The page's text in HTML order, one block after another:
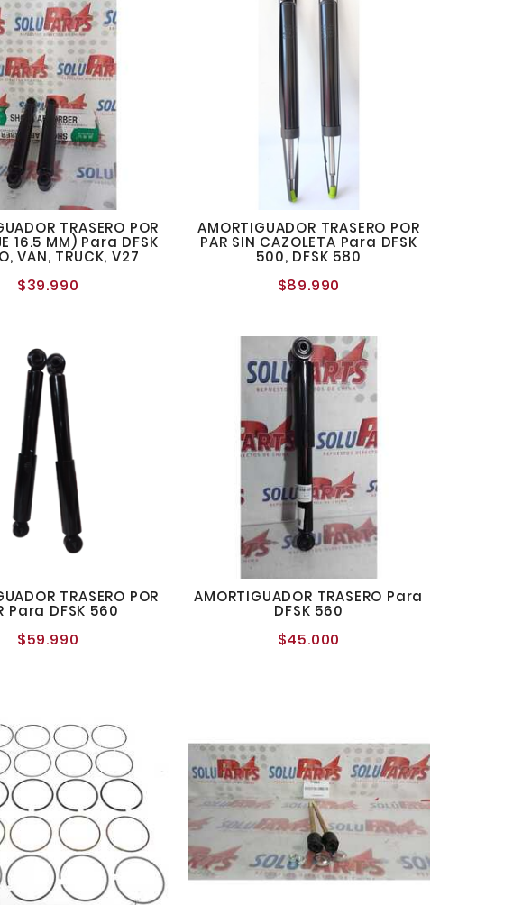
TRASERO POR
16.5 MM) Para DFSK
VAN, TRUCK, V27
$39.990
AMORTIGUADOR TRASERO POR
PAR SIN CAZOLETA Para DFSK
500, DFSK 580
$89.990
TRASERO POR
Para DFSK 560
$59.990
AMORTIGUADOR TRASERO Para
DFSK 560
$45.000